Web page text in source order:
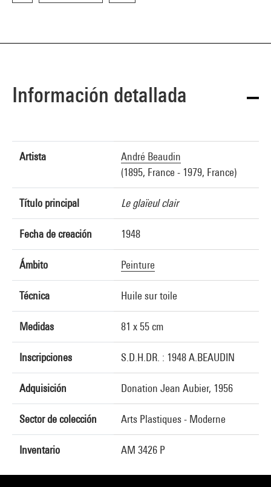
Información detallada
Artista
André Beaudin
(1895, France - 1979, France)
Título principal Le glaïeul clair
Fecha de creación 1948
Ámbito Peinture
Técnica Huile sur toile
Medidas 81 x 55 cm
Inscripciones S.D.H.DR. : 1948 A.BEAUDIN
Adquisición Donation Jean Aubier, 1956
Sector de colección Arts Plastiques - Moderne
Inventario AM 3426 P